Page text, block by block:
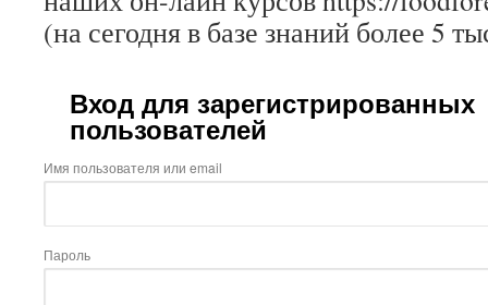
(на сегодня в базе знаний более 5
Вход для зарегистрированных
пользователей
Имя пользователя или email
Пароль